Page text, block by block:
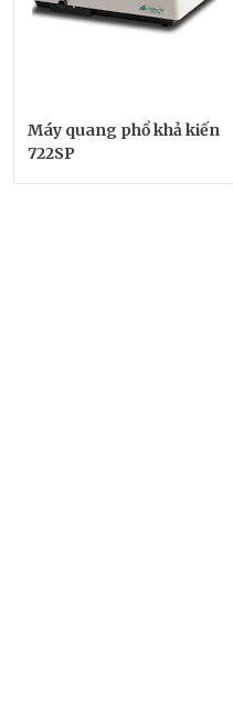
Máy quang phổ khả kiến
722SP